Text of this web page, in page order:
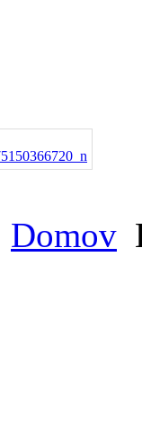
Domov